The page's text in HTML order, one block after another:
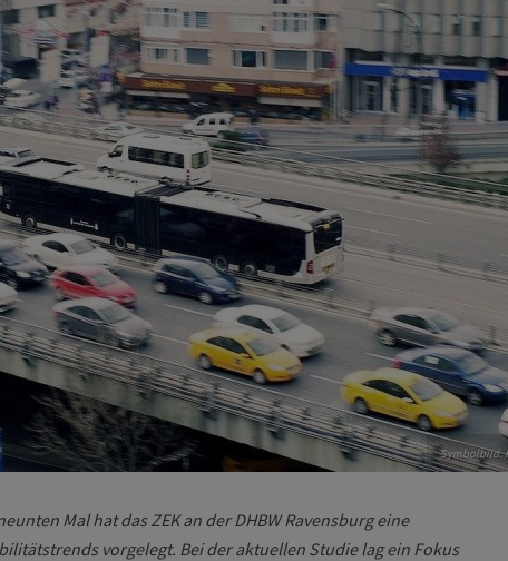
Symbolbild:
Mal hat das ZEK an der DHBW Ravensburg eine
vorgelegt. Bei der aktuellen Studie lag ein Fokus